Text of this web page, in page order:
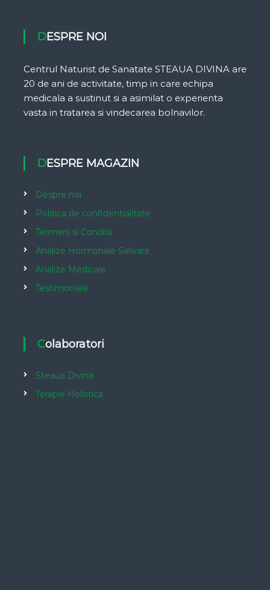
DESPRE NOI
Centrul Naturist de Sanatate STEAUA DIVINA are
20 de ani de activitate, timp in care echipa
medicala a sustinut si a asimilat o experienta
vasta in tratarea si vindecarea bolnavilor.
DESPRE MAGAZIN
Despre noi
Politica de confidentialitate
Termeni si Conditii
Analize Hormonale Salivare
Analize Medicale
Testimoniale
Colaboratori
Steaua Divina
Terapie Holistica